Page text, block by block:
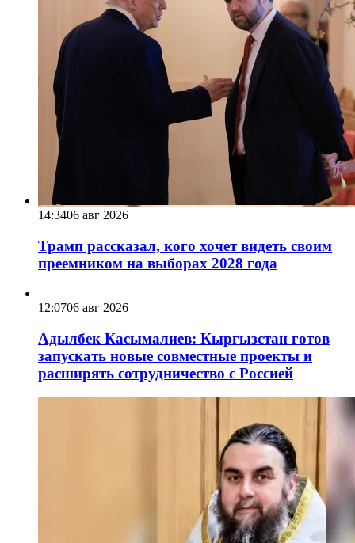
14:3406 авг 2026
Трамп рассказал, кого хочет видеть своим
преемником на выборах 2028 года
12:0706 авг 2026
Адылбек Касымалиев: Кыргызстан готов
запускать новые совместные проекты и
расширять сотрудничество с Россией